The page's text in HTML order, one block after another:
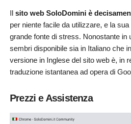
Il sito web SoloDomini è
per niente facile da utilizzare, e la
grande fonte di stress. Nonostante in
sembri disponibile sia in Italiano che
versione in Inglese del sito web è, in
traduzione istantanea ad opera di
Prezzi e Assistenza